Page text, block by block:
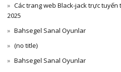
Các trang web Black-jack trực
2025
Bahsegel Sanal Oyunlar
(no title)
Bahsegel Sanal Oyunlar